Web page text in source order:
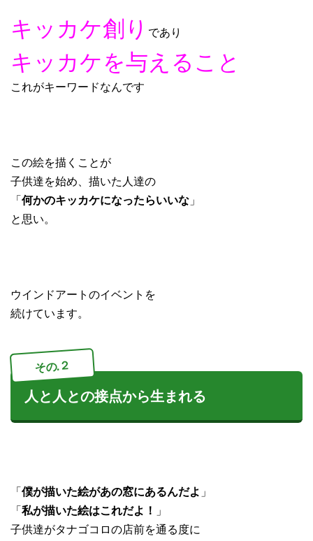
キッカケ創り であり
キッカケを与えること
これがキーワードなんです
この絵を描くことが
子供達を始め、描いた人達の
「何かのキッカケになったらいいな 」
と思い。
ウインドアートのイベントを
続けています。
その.２
人と人との接点から生まれる
「僕が描いた絵があの窓にあるんだよ 」
「私が描いた絵はこれだよ！ 」
子供達がタナゴコロの店前を通る度に